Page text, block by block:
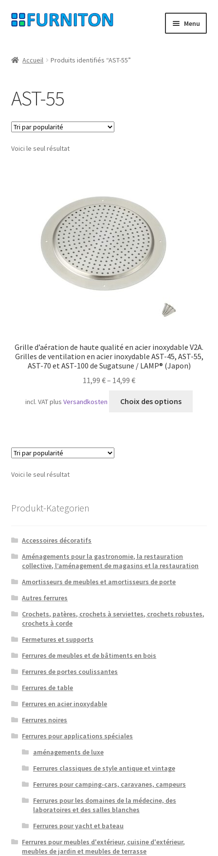
Aller
à
navigation
Aller
au
Menu
Protection des données
Droit de rétractation
Contact
CONDITIONS GÉNÉRALES DE VENTE
Transport maritime
Accueil Produits identifiés “AST-55”
AST-55
Voici le seul résultat
Grille d’aération de haute qualité en acier inoxydable V2A.
Grilles de ventilation en acier inoxydable AST-45, AST-55,
AST-70 et AST-100 de Sugatsune / LAMP® (Japon)
11,99 €– 14,99 €
incl. VATplusVersandkosten Choix des options
produit
Voici le seul résultat
Produkt-Kategorien
Accessoires décoratifs
Aménagements pour la gastronomie, la restauration
collective, l’aménagement de magasins et la restauration
Amortisseurs de meubles et amortisseurs de porte
Autres ferrures
Crochets, patères, crochets à serviettes, crochets robustes,
crochets à corde
Fermetures et supports
Ferrures de meubles et de bâtiments en bois
Ferrures de portes coulissantes
Ferrures de table
Ferrures en acier inoxydable
Ferrures noires
Ferrures pour applications spéciales
aménagements de luxe
Ferrures classiques de style antique et vintage
Ferrures pour camping-cars, caravanes, campeurs
Ferrures pour les domaines de la médecine, des
laboratoires et des salles blanches
Ferrures pour yacht et bateau
Ferrures pour meubles d'extérieur, cuisine d'extérieur,
meubles de jardin et meubles de terrasse